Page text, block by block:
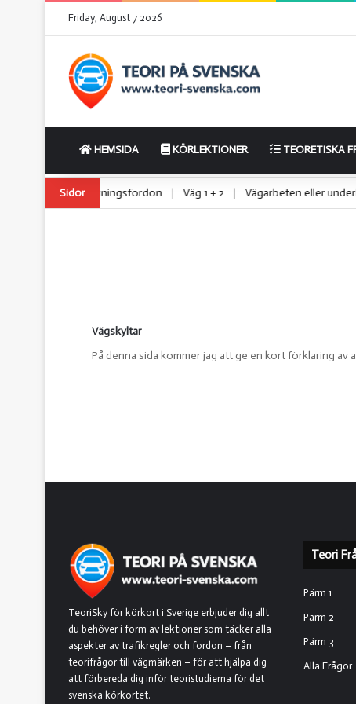
Friday, August 7 2026
HEMSIDA KÖRLEKTIONER TEORETISKA
Sidor
lätta lastbilar | Utryckningsfordon | Väg 1 + 2 | Vägarbeten eller
Vägskyltar
På denna sida kommer jag att ge en kort förklaring av
TeoriSky för körkort i Sverige erbjuder dig allt
du behöver i form av lektioner som täcker alla
aspekter av trafikregler och fordon – från
teorifrågor till vägmärken – för att hjälpa dig
att förbereda dig inför teoristudierna för det
svenska körkortet.
Teori
Pärm 1
Pärm 2
Pärm 3
Alla Frågor